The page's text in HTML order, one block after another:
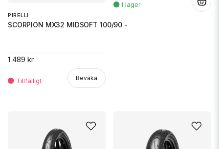
PIRELLI
SCORPION MX32 MIDSOFT 100/90 -
1 489 kr
Bevaka